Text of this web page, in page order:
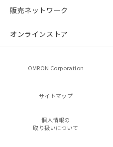
販売ネットワーク
オンラインストア
OMRON Corporation
サイトマップ
個人情報の
取り扱いについて